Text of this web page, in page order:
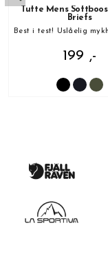
Tufte Mens
Briefs
199 ,-